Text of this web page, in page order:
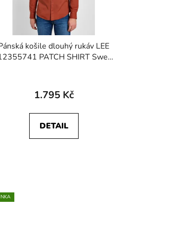
košile dlouhý rukáv LEE
PATCH SHIRT Sweet
1.795 Kč
DETAIL